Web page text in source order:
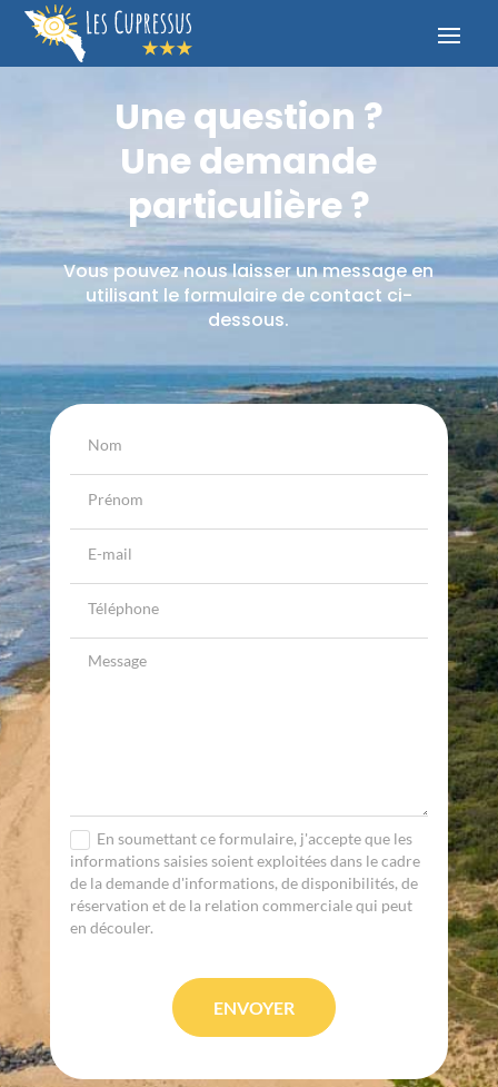
En soumettant ce formulaire, j'accepte que les
informations saisies soient exploitées dans le cadre
de la demande d'informations, de disponibilités, de
réservation et de la relation commerciale qui peut
en découler.
ENVOYER
Une question ?
Une demande
particulière ?
Vous pouvez nous laisser un message en
utilisant le formulaire de contact ci-
dessous.